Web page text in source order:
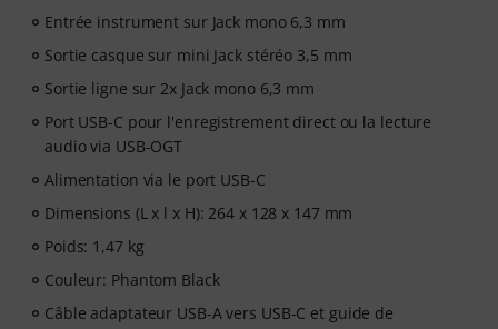
Entrée instrument sur Jack mono 6,3 mm
Sortie casque sur mini Jack stéréo 3,5 mm
Sortie ligne sur 2x Jack mono 6,3 mm
Port USB-C pour l'enregistrement direct ou la lecture
audio via USB-OGT
Alimentation via le port USB-C
Dimensions (L x l x H): 264 x 128 x 147 mm
Poids: 1,47 kg
Couleur: Phantom Black
Câble adaptateur USB-A vers USB-C et guide de